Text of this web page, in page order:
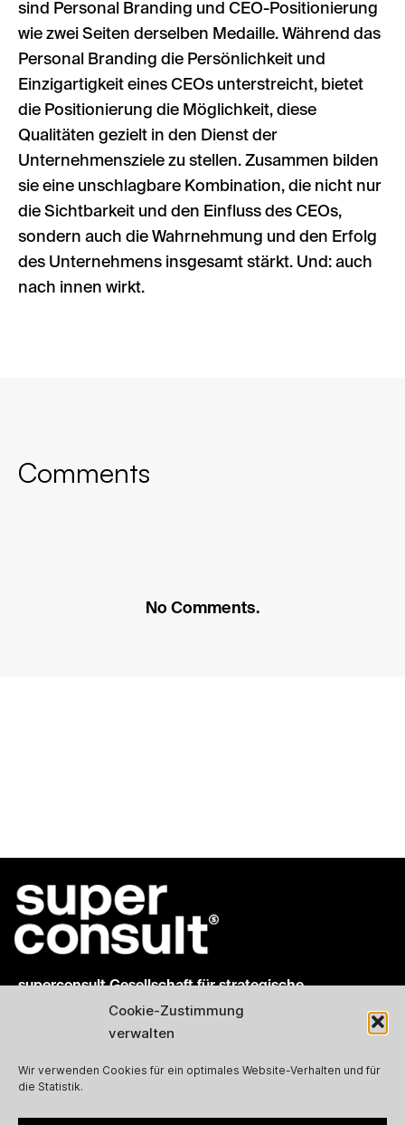
Cookie-Zustimmung
verwalten
Wir verwenden Cookies für ein optimales Website-Verhalten und für
die Statistik.
sind Personal Branding und CEO-Positionierung
wie zwei Seiten derselben Medaille. Während das
Personal Branding die Persönlichkeit und
Einzigartigkeit eines CEOs unterstreicht, bietet
die Positionierung die Möglichkeit, diese
Qualitäten gezielt in den Dienst der
Unternehmensziele zu stellen. Zusammen bilden
sie eine unschlagbare Kombination, die nicht nur
die Sichtbarkeit und den Einfluss des CEOs,
sondern auch die Wahrnehmung und den Erfolg
des Unternehmens insgesamt stärkt. Und: auch
nach innen wirkt.
Comments
No Comments.
superconsult Gesellschaft für strategische
Kommunikation mbH
www.superconsult.de